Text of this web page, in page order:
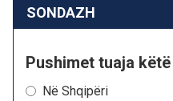
SONDAZH
Pushimet tuaja
Në Shqipëri